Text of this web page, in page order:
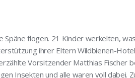
flogen. 21 Kinder werkelten,
ihrer Eltern Wildbienen-
Vorsitzender Matthias Fischer
Insekten und alle waren voll dabei.